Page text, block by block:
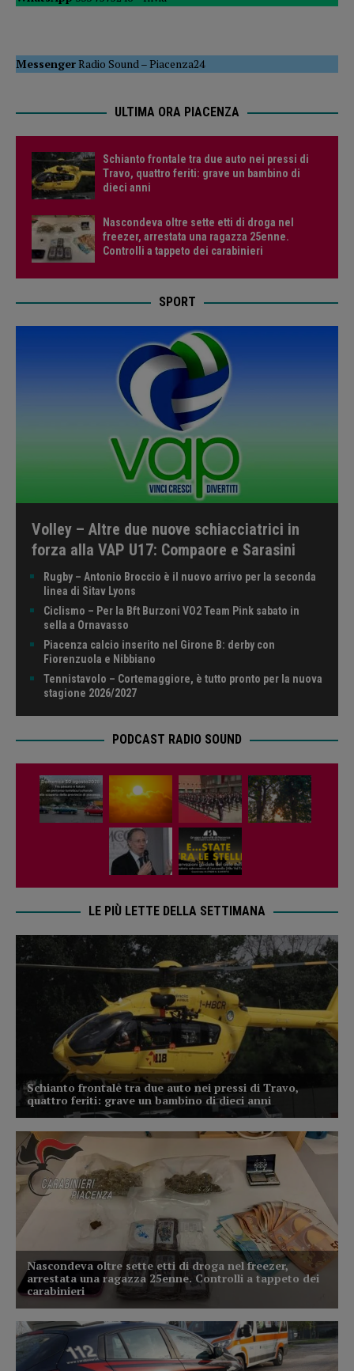
MessengerRadio Sound–Piacenza24
ULTIMA ORA PIACENZA
Schianto frontale tra due auto nei pressi di
Travo, quattro feriti: grave un bambino di
dieci anni
Nascondeva oltre sette etti di droga nel
freezer, arrestata una ragazza 25enne.
Controlli a tappeto dei carabinieri
SPORT
Volley – Altre due nuove schiacciatrici in
forza alla VAP U17: Compaore e Sarasini
Rugby – Antonio Broccio è il nuovo arrivo per la seconda
linea di Sitav Lyons
Ciclismo – Per la Bft Burzoni VO2 Team Pink sabato in
sella a Ornavasso
Piacenza calcio inserito nel Girone B: derby con
Fiorenzuola e Nibbiano
Tennistavolo – Cortemaggiore, è tutto pronto per la nuova
stagione 2026/2027
PODCAST RADIO SOUND
LE PIÙ LETTE DELLA SETTIMANA